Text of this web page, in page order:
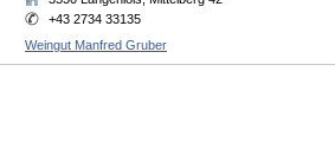
+43 2734 33135
Weingut Manfred Gruber